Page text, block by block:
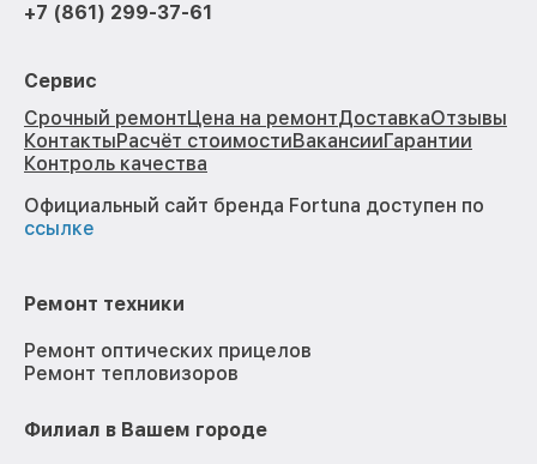
+7 (861) 299-37-61
Сервис
Срочный ремонтЦена на ремонтДоставкаОтзывы
КонтактыРасчёт стоимостиВакансииГарантии
Контроль качества
Официальный сайт бренда Fortuna доступен по
ссылке
Ремонт техники
Ремонт оптических прицелов
Ремонт тепловизоров
Филиал в Вашем городе